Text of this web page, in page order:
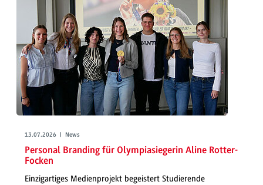
13.07.2026 | News
Personal Branding für Olympiasiegerin Aline Rotter-
Focken
Einzigartiges Medienprojekt begeistert Studierende